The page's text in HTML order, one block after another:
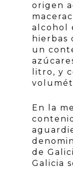
origen
alcohol
hierbas
un
litro, y
En la
de
Galicia